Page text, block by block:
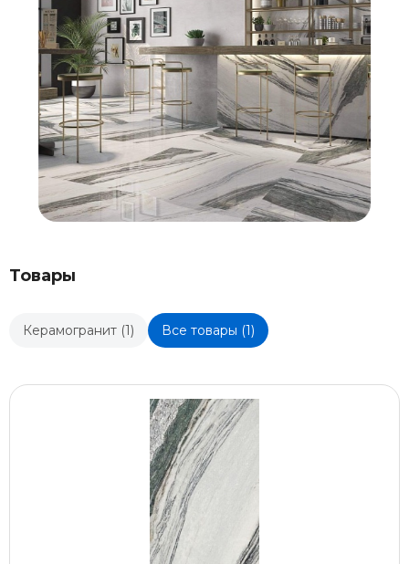
Товары
Керамогранит (1) Все товары (1)